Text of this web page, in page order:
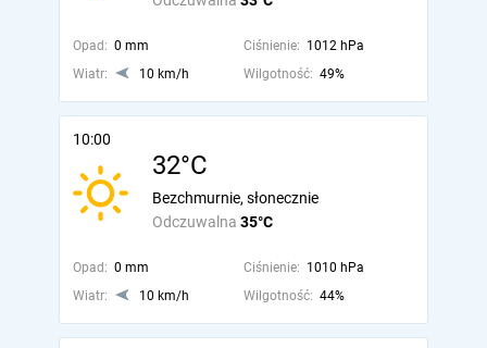
Opad: 0 mm Ciśnienie: 1012 hPa
Wiatr:
10 km/h Wilgotność: 49%
10:00
32°C
Odczuwalna 35°C
Bezchmurnie, słonecznie
Opad: 0 mm Ciśnienie: 1010 hPa
Wiatr:
10 km/h Wilgotność: 44%